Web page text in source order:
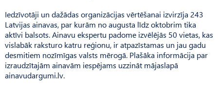
Iedzīvotāji un dažādas organizācijas vērtēšanai izvirzīja 243
Latvijas ainavas, par kurām no augusta līdz oktobrim tika
aktīvi balsots. Ainavu ekspertu padome izvēlējās 50 vietas, kas
vislabāk raksturo katru reģionu, ir atpazīstamas un jau gadu
desmitiem nozīmīgas valsts mērogā. Plašāka informācija par
izraudzītajām ainavām iespējams uzzināt mājaslapā
ainavudargumi.lv.